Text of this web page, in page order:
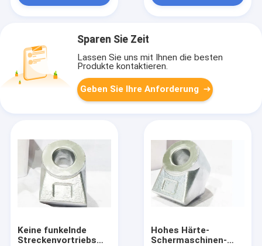
Sparen Sie Zeit
Lassen Sie uns mit Ihnen die besten
Produkte kontaktieren.
Geben Sie Ihre Anforderung
Keine funkelnde
Streckenvortriebsmaschinen-
Hohes Härte-
Schermaschinen-